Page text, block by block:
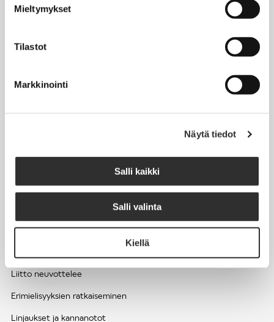
Mieltymykset
Tilastot
Markkinointi
Näytä tiedot
Salli kaikki
Salli valinta
Kiellä
Palkkaus
Työttömyys ja lomautukset
Kesätyöntekijän työehdot ja palkkaus seurakuntien hengellisessä
EDUNVALVONTA
Liitto neuvottelee
Erimielisyyksien ratkaiseminen
Linjaukset ja kannanotot